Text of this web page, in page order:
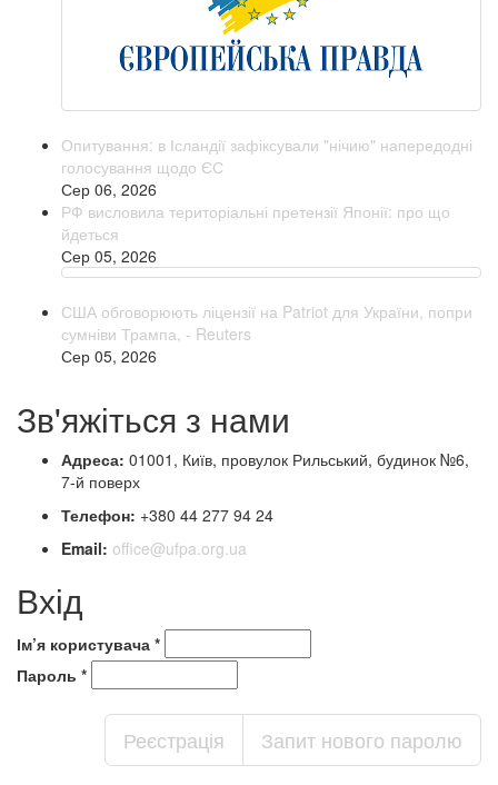
Опитування: в Ісландії зафіксували "нічию" напередодні
голосування щодо ЄС
Сер 06, 2026
РФ висловила територіальні претензії Японії: про що
йдеться
Сер 05, 2026
США обговорюють ліцензії на Patriot для України, попри
сумніви Трампа, - Reuters
Сер 05, 2026
Зв'яжіться з нами
Адреса: 01001, Київ, провулок Рильський, будинок №6,
7-й поверх
Телефон: +380 44 277 94 24
Email: office@ufpa.org.ua
Вхід
Ім’я користувача *
Пароль *
Реєстрація Запит нового паролю